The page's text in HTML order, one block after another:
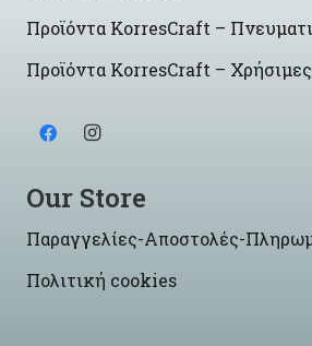
Προϊόντα KorresCraft –
Προϊόντα KorresCraft –
Our Store
Παραγγελίες-Αποστολές-
Πολιτική cookies